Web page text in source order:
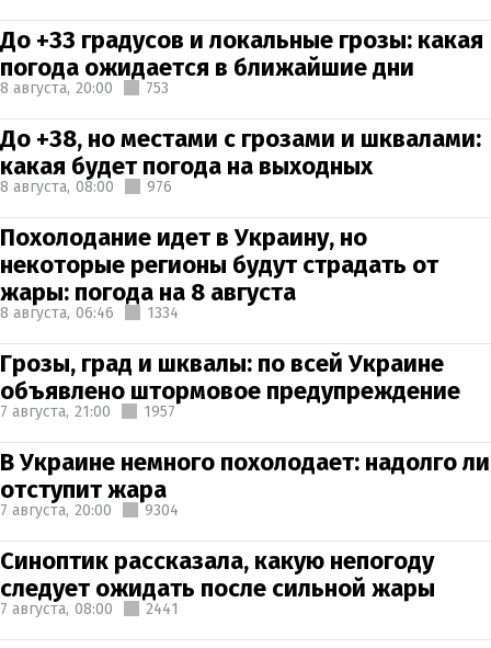
До +33 градусов и локальные грозы: какая
погода ожидается в ближайшие дни
8 августа, 20:00 753
До +38, но местами с грозами и шквалами:
какая будет погода на выходных
8 августа, 08:00 976
Похолодание идет в Украину, но
некоторые регионы будут страдать от
жары: погода на 8 августа
8 августа, 06:46 1334
Грозы, град и шквалы: по всей Украине
объявлено штормовое предупреждение
7 августа, 21:00 1957
В Украине немного похолодает: надолго ли
отступит жара
7 августа, 20:00 9304
Синоптик рассказала, какую непогоду
следует ожидать после сильной жары
7 августа, 08:00 2441